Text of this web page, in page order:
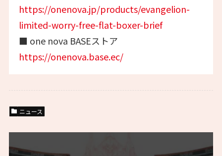
https://onenova.jp/products/evangelion-
limited-worry-free-flat-boxer-brief
■ one nova BASEストア
https://onenova.base.ec/
ニュース